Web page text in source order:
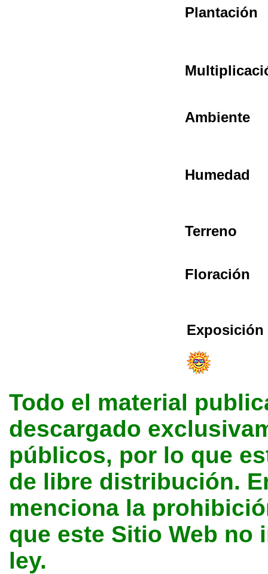
Plantación
Ambiente
Humedad
Terreno
Floración
Exposición
Todo el material
descargado
públicos, por lo que
de libre distribución.
menciona la
que este Sitio Web no
ley.